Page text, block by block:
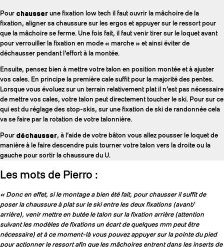
Pour chausser une fixation low tech il faut ouvrir la mâchoire de la
fixation, aligner sa chaussure sur les ergos et appuyer sur le ressort pour
que la mâchoire se ferme. Une fois fait, il faut venir tirer sur le loquet avant
pour verrouiller la fixation en mode « marche » et ainsi éviter de
déchausser pendant l’effort à la montée.
Ensuite, pensez bien à mettre votre talon en position montée et à ajuster
vos cales. En principe la première cale suffit pour la majorité des pentes.
Lorsque vous évoluez sur un terrain relativement plat il n’est pas nécessaire
de mettre vos cales, votre talon peut directement toucher le ski. Pour sur ce
qui est du réglage des stop-skis, sur une fixation de ski de randonnée cela
va se faire par la rotation de votre talonnière.
Pour déchausser, à l’aide de votre bâton vous allez pousser le loquet de
manière à le faire descendre puis tourner votre talon vers la droite ou la
gauche pour sortir la chaussure du U.
Les mots de Pierro :
« Donc en effet, si le montage a bien été fait, pour chausser il suffit de
poser la chaussure à plat sur le ski entre les deux fixations (avant/
arrière), venir mettre en butée le talon sur la fixation arrière (attention
suivant les modèles de fixations un écart de quelques mm peut être
nécessaire) et à ce moment-là vous pouvez appuyer sur la pointe du pied
pour actionner le ressort afin que les mâchoires entrent dans les inserts de